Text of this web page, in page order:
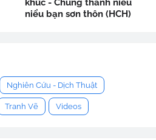
khúc - Chung thanh niểu
niểu bạn sơn thôn (HCH)
Nghiên Cứu - Dịch Thuật
Tranh Vẽ Videos